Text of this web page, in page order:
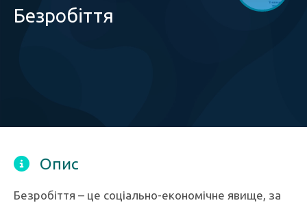
Безробіття
Опис
Безробіття – це соціально-економічне явище, за